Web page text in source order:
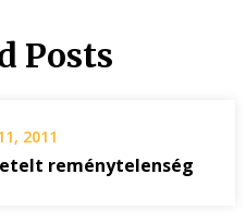
Posts
2011
reménytelenség